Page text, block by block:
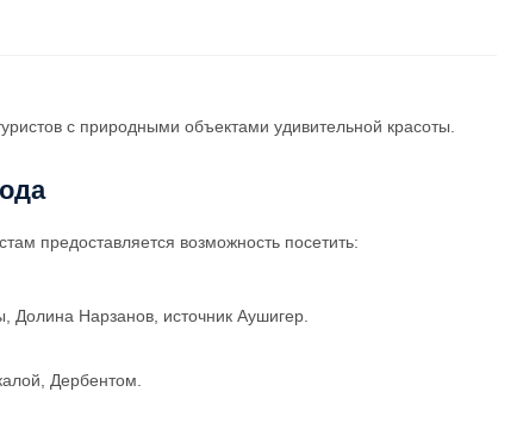
с природными объектами удивительной красоты.
предоставляется возможность посетить:
Нарзанов, источник Аушигер.
Дербентом.